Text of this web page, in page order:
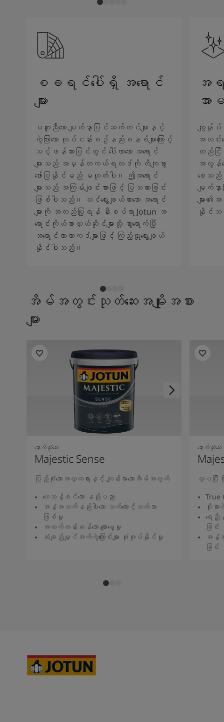
စခရင်ပေါ်ရှိ အရောင်
များ
မတူညီသော မျက်နှာပြင်ဆက်တင်များနှင့်
ကွဲပြားသော လုပ်ငန်းစဥ်နည်းစနစ်များကြောင့်
သင့်ဖန်သားပြင်တွင် ပေါ်လာသော အရောင်
များသည် အမှန်တကယ်ရလဒ်ကို တိကျစွာ
ဖော်ပြနိုင်မည် မဟုတ်ပါ။ ဤအရောင်
များသည် အကြမ်းဖျင်းအားဖြင့် ပြသထားခြင်း
ဖြစ်ပါသည်။ သင်ရွေးချယ်ထားသော အရောင်
များကို အတည်ပြုရန် နီးစပ်ရာ Jotun အ
ရောင်းကိုယ်စားလှယ်ဆိုင်များသို့ သွားရောက်ပြီး
အရောင်ကာလာကဒ်များဖြင့် ကြည့်ရှုရွေးချယ်
နိုင်ပါသည်။
အရ
အ
ကျွန်ုပ်တို့
အလင်း
တည်ငြိ
အလွန်က
စေသည်
မျက်နှ
များ
နိုင်သ
အိမ်အတွင်းသုတ်ဆေးအမျိုးအစား
များ
နောက်ဆုံးဆေး
Majestic Sense
ပြည့်စုံသောအလှတရားနှင့် ကျန်းမာသောအိမ်အတွက်
လေသန့်စင်သော နည်းပညာ
အနံ့အသက်နည်းပါးသော သက်တောင့်သက်သာ
ဖြစ်မှု
အထက်တန်းဆန်သော ချောမွေ့မှု
ဆံချည်မျှင်အက်ကွဲကြောင်းများ ဖုံးအုပ်နိုင်မှု
နောက်ဆုံးဆေး
လှပပြီ
True
ပိုးသား
ရေညှိ
ခြင်း
အနံ့
ခြင်း